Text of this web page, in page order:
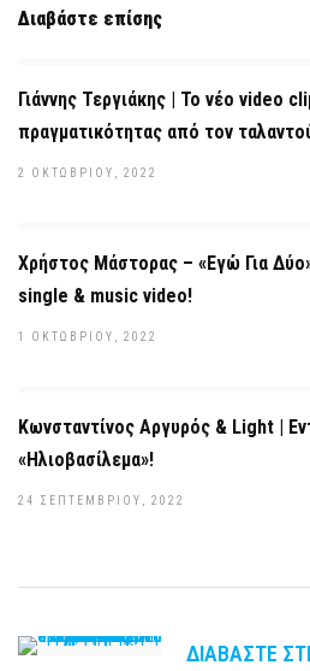
Διαβάστε επίσης
Γιάννης Τεργιάκης | Το νέο video
πραγματικότητας από τον
2 ΟΚΤΩΒΡΊΟΥ, 2022
Χρήστος Μάστορας – «Εγώ Για
single & music video!
1 ΟΚΤΩΒΡΊΟΥ, 2022
Κωνσταντίνος Αργυρός & Light |
«Ηλιοβασίλεμα»!
24 ΣΕΠΤΕΜΒΡΊΟΥ, 2022
ΔΙΑΒΆΣΤΕ